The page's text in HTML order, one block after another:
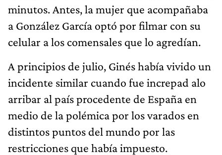
minutos. Antes, la mujer que acompañaba
a González García optó por filmar con su
celular a los comensales que lo agredían.
A principios de julio, Ginés había vivido un
incidente similar cuando fue increpad alo
arribar al país procedente de España en
medio de la polémica por los varados en
distintos puntos del mundo por las
restricciones que había impuesto.